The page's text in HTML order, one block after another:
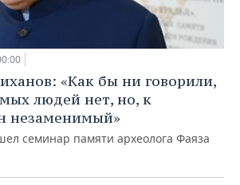
«Как бы ни говорили,
людей нет, но, к
незаменимый»
семинар памяти археолога Фаяза